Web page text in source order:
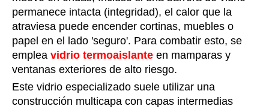
permanece intacta (integridad), el calor que la
atraviesa puede encender cortinas, muebles o
papel en el lado 'seguro'. Para combatir esto, se
emplea vidrio termoaislante en mamparas y
ventanas exteriores de alto riesgo.
Este vidrio especializado suele utilizar una
construcción multicapa con capas intermedias